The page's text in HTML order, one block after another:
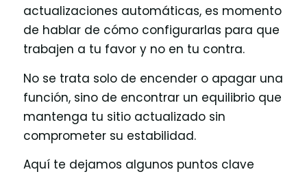
actualizaciones automáticas, es momento
de hablar de cómo configurarlas para que
trabajen a tu favor y no en tu contra.
No se trata solo de encender o apagar una
función, sino de encontrar un equilibrio que
mantenga tu sitio actualizado sin
comprometer su estabilidad.
Aquí te dejamos algunos puntos clave